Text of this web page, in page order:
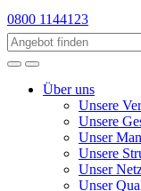
0800 1144123
Über uns
Unsere
Unsere
Unser
Unsere
Unser
Unser